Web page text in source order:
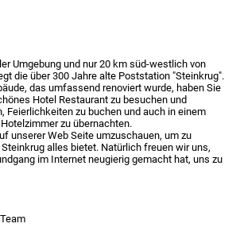
Umgebung und nur 20 km süd-westlich von
die über 300 Jahre alte Poststation "Steinkrug".
das umfassend renoviert wurde, haben Sie
Hotel Restaurant zu besuchen und
Feierlichkeiten zu buchen und auch in einem
zu übernachten.
unserer Web Seite umzuschauen, um zu
alles bietet. Natürlich freuen wir uns,
im Internet neugierig gemacht hat, uns zu